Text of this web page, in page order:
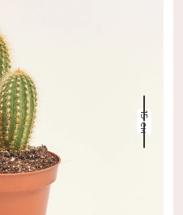
15 см